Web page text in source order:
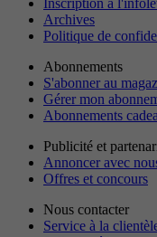
Archives
Politique de
Abonnements
S'abonner au
Gérer mon
Abonnements
Publicité et
Annoncer avec
Offres et concours
Nous contacter
Service à la